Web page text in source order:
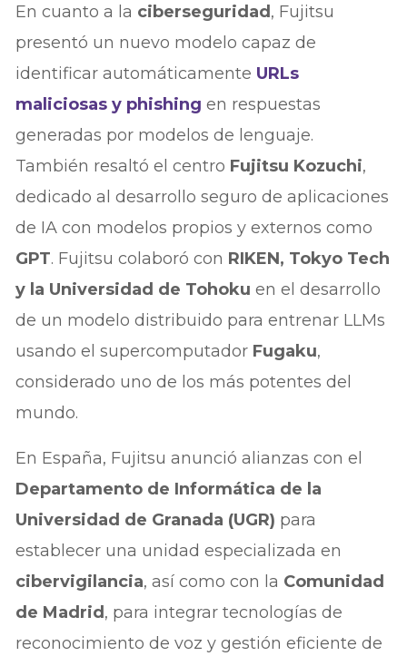
En cuanto a la ciberseguridad , Fujitsu
presentó un nuevo modelo capaz de
identificar automáticamente URLs
maliciosas y phishing en respuestas
generadas por modelos de lenguaje.
También resaltó el centro Fujitsu Kozuchi,
dedicado al desarrollo seguro de aplicaciones
de IA con modelos propios y externos como
GPT. Fujitsu colaboró con RIKEN, Tokyo Tech
y la Universidad de Tohoku en el desarrollo
de un modelo distribuido para entrenar LLMs
usando el supercomputador Fugaku,
considerado uno de los más potentes del
mundo.
En España, Fujitsu anunció alianzas con el
Departamento de Informática de la
Universidad de Granada (UGR) para
establecer una unidad especializada en
cibervigilancia, así como con la Comunidad
de Madrid , para integrar tecnologías de
reconocimiento de voz y gestión eficiente de